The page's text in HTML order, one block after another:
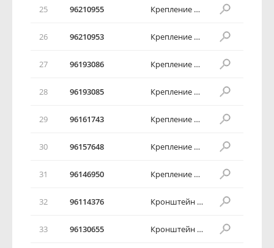
25 96210955 Крепление педали в сборе
26 96210953 Крепление педали в сборе
27 96193086 Крепление педали в сборе
28 96193085 Крепление педали в сборе
29 96161743 Крепление педали в сборе
30 96157648 Крепление педали в сборе
31 96146950 Крепление педали в сборе
32 96114376 Кронштейн акселератора
33 96130655 Кронштейн акселератора